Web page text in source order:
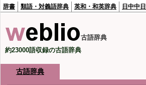
辞書 類語・対義語辞典 英和・和英辞典 日中中
古語辞典
約23000語収録の古語辞典
古語辞典